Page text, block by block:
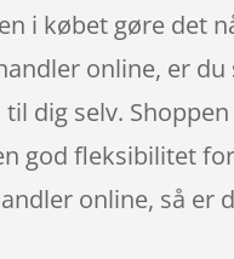
i købet gøre det
online, er
dig selv.
god fleksibilitet
online, så er